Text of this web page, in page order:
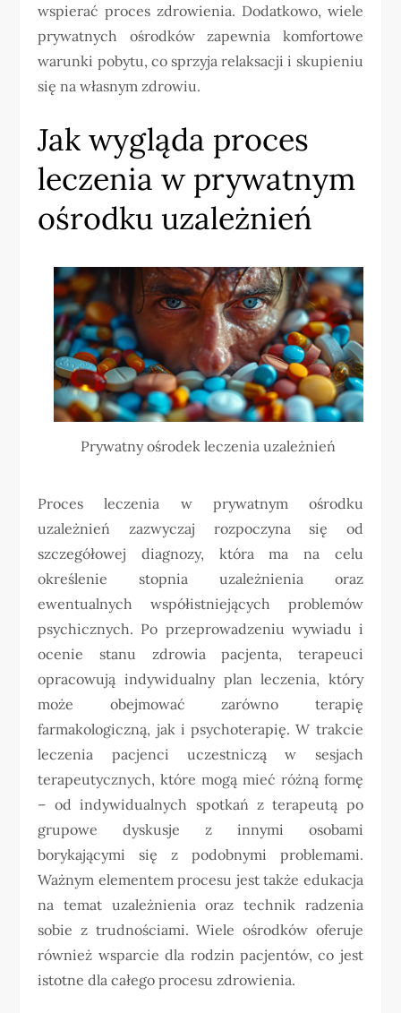
wspierać proces zdrowienia. Dodatkowo, wiele
prywatnych ośrodków zapewnia komfortowe
warunki pobytu, co sprzyja relaksacji i skupieniu
się na własnym zdrowiu.
Jak wygląda proces
leczenia w prywatnym
ośrodku uzależnień
Prywatny ośrodek leczenia uzależnień
Proces leczenia w prywatnym ośrodku
uzależnień zazwyczaj rozpoczyna się od
szczegółowej diagnozy, która ma na celu
określenie stopnia uzależnienia oraz
ewentualnych współistniejących problemów
psychicznych. Po przeprowadzeniu wywiadu i
ocenie stanu zdrowia pacjenta, terapeuci
opracowują indywidualny plan leczenia, który
może obejmować zarówno terapię
farmakologiczną, jak i psychoterapię. W trakcie
leczenia pacjenci uczestniczą w sesjach
terapeutycznych, które mogą mieć różną formę
– od indywidualnych spotkań z terapeutą po
grupowe dyskusje z innymi osobami
borykającymi się z podobnymi problemami.
Ważnym elementem procesu jest także edukacja
na temat uzależnienia oraz technik radzenia
sobie z trudnościami. Wiele ośrodków oferuje
również wsparcie dla rodzin pacjentów, co jest
istotne dla całego procesu zdrowienia.